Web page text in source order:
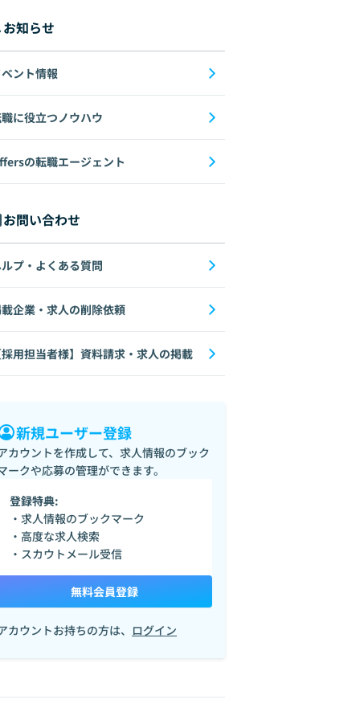
お知らせ
ント情報
に役立つノウハウ
の転職エージェント
お問い合わせ
プ・よくある質問
企業・求人の削除依頼
用担当者様】資料請求・求人の掲載
新規ユーザー登録
カウントを作成して、求人情報のブック
ークや応募の管理ができます。
登録特典:
・求人情報のブックマーク
・高度な求人検索
・スカウトメール受信
無料会員登録
カウントお持ちの方は、 ログイン